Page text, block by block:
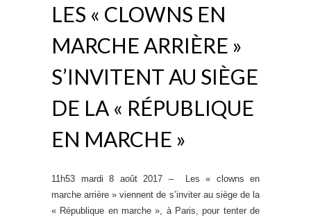
LES « CLOWNS EN
MARCHE ARRIÈRE »
S’INVITENT AU SIÈGE
DE LA « RÉPUBLIQUE
EN MARCHE »
11h53 mardi 8 août 2017 – Les « clowns en
marche arrière » viennent de s’inviter au siège de la
« République en marche », à Paris, pour tenter de